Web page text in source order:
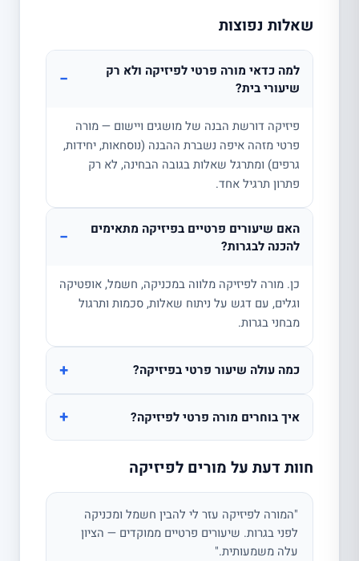
שאלות נפוצות
למה כדאי מורה פרטי לפיזיקה ולא רק
שיעורי בית?
−
פיזיקה דורשת הבנה של מושגים ויישום — מורה
פרטי מזהה איפה נשברת ההבנה (נוסחאות, יחידות,
גרפים) ומתרגל שאלות בגובה הבחינה, לא רק
פתרון תרגיל אחד.
האם שיעורים פרטיים בפיזיקה מתאימים
להכנה לבגרות?
−
כן. מורה לפיזיקה מלווה במכניקה, חשמל, אופטיקה
וגלים, עם דגש על ניתוח שאלות, סכמות ותרגול
מבחני בגרות.
כמה עולה שיעור פרטי בפיזיקה? +
איך בוחרים מורה פרטי לפיזיקה? +
חוות דעת על מורים לפיזיקה
"המורה לפיזיקה עזר לי להבין חשמל ומכניקה
לפני בגרות. שיעורים פרטיים ממוקדים — הציון
עלה משמעותית."